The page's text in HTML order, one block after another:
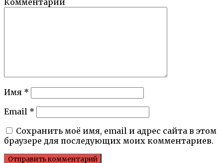
Комментарий
Имя *
Email *
Сохранить моё имя, email и адрес сайта в этом
браузере для последующих моих комментариев.